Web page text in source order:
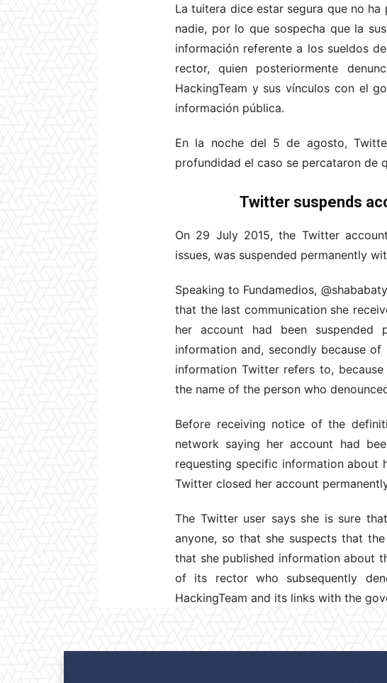
La tuitera dice estar segura que no
nadie, por lo que sospecha que la
información referente a los sueldos
rector, quien posteriormente
HackingTeam y sus vínculos con el
información pública.
En la noche del 5 de agosto,
profundidad el caso se percataron de
Twitter suspends
On 29 July 2015, the Twitter
issues, was suspended permanently
Speaking to Fundamedios,
that the last communication she
her account had been suspended
information and, secondly because
information Twitter refers to,
the name of the person who
Before receiving notice of the
network saying her account had
requesting specific information about
Twitter closed her account
The Twitter user says she is sure
anyone, so that she suspects that
that she published information about
of its rector who subsequently
HackingTeam and its links with the